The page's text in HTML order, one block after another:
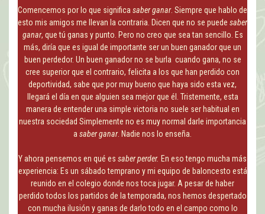
Comencemos por lo que significa saber ganar. Siempre que hablo de
esto mis amigos me llevan la contraria. Dicen que no se puede saber
ganar, que tú ganas y punto. Pero no creo que sea tan sencillo. Es
más, diría que es igual de importante ser un buen ganador que un
buen perdedor. Un buen ganador no se burla cuando gana, no se
cree superior que el contrario, felicita a los que han perdido con
deportividad, sabe que por muy bueno que haya sido esta vez,
llegará el día en que alguien sea mejor que él. Tristemente, esta
manera de entender una simple victoria no suele ser habitual en
nuestra sociedad Simplemente no es muy normal darle importancia
a saber ganar. Nadie nos lo enseña.
Y ahora pensemos en qué es saber perder. En eso tengo mucha más
experiencia: Es un sábado temprano y mi equipo de baloncesto está
reunido en el colegio donde nos toca jugar. A pesar de haber
perdido todos los partidos de la temporada, nos hemos despertado
con mucha ilusión y ganas de darlo todo en el campo como lo